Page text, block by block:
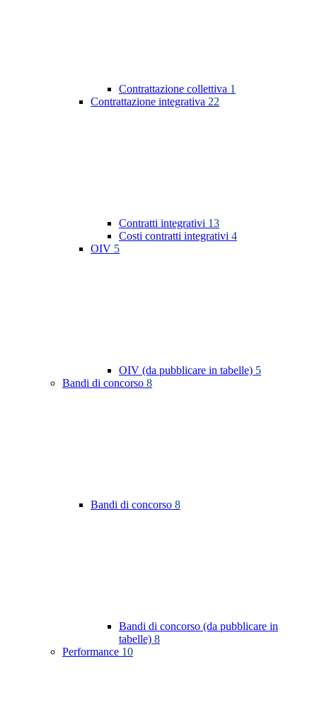
Contrattazione collettiva 1
Contrattazione integrativa 22
Contratti integrativi 13
Costi contratti integrativi 4
OIV 5
OIV (da pubblicare in tabelle) 5
Bandi di concorso 8
Bandi di concorso 8
Bandi di concorso (da pubblicare in
tabelle) 8
Performance 10